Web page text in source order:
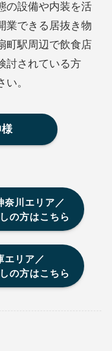
の設備や内装を活
業できる居抜き物
町駅周辺で飲食店
討されている方
。
奈川エリア／
の方はこちら
エリア／
の方はこちら